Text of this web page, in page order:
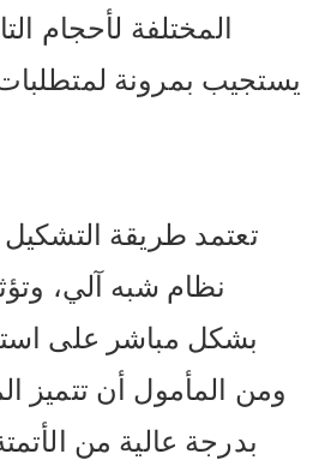
المختلفة لأحجام
يستجيب بمرونة
نظام شبه آلي،
بشكل مباشر على
ومن المأمول أن تتميز
بدرجة عالية من